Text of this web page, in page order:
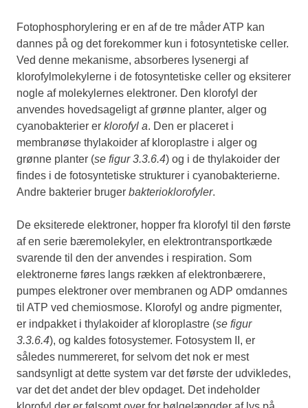
Fotophosphorylering er en af de tre måder ATP kan
dannes på og det forekommer kun i fotosyntetiske celler.
Ved denne mekanisme, absorberes lysenergi af
klorofylmolekylerne i de fotosyntetiske celler og eksiterer
nogle af molekylernes elektroner. Den klorofyl der
anvendes hovedsageligt af grønne planter, alger og
cyanobakterier er klorofyl a. Den er placeret i
membranøse thylakoider af kloroplastre i alger og
grønne planter (se figur 3.3.6.4) og i de thylakoider der
findes i de fotosyntetiske strukturer i cyanobakterierne.
Andre bakterier bruger bakterioklorofyler.
De eksiterede elektroner, hopper fra klorofyl til den første
af en serie bæremolekyler, en elektrontransportkæde
svarende til den der anvendes i respiration. Som
elektronerne føres langs rækken af elektronbærere,
pumpes elektroner over membranen og ADP omdannes
til ATP ved chemiosmose. Klorofyl og andre pigmenter,
er indpakket i thylakoider af kloroplastre (se figur
3.3.6.4), og kaldes fotosystemer. Fotosystem II, er
således nummereret, for selvom det nok er mest
sandsynligt at dette system var det første der udvikledes,
var det det andet der blev opdaget. Det indeholder